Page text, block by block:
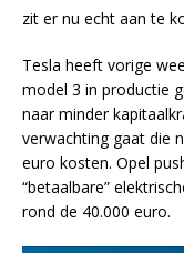
zit er nu echt aan te
Tesla heeft vorige
model 3 in productie
naar minder
verwachting gaat die
euro kosten. Opel
“betaalbare”
rond de 40.000 euro.